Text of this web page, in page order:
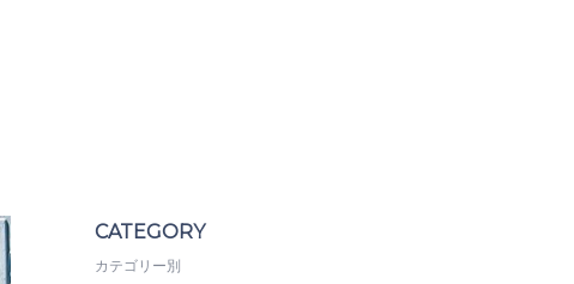
CATEGORY
カテゴリー別